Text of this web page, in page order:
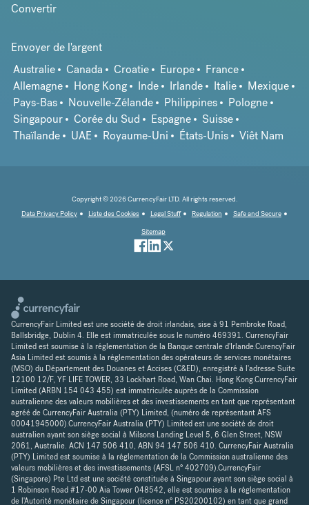
Convertir
Envoyer de l'argent
Australie
Canada Croatie Europe
France
Allemagne
Hong Kong Inde Irlande Italie
Mexique
Pays-Bas
Nouvelle-Zélande Philippines
Pologne
Singapour
Corée du Sud Espagne
Suisse
Thaïlande
UAE Royaume-Uni États-Unis Viêt Nam
Copyright © 2026 CurrencyFair LTD. All rights reserved.
Data Privacy Policy
Liste des Cookies Legal Stuff Regulation
Safe and Secure
Sitemap
CurrencyFair Limited est une société de droit irlandais, sise à 91 Pembroke Road,
Ballsbridge, Dublin 4. Elle est immatriculée sous le numéro 469391. CurrencyFair
Limited est soumise à la réglementation de la Banque centrale d'Irlande.CurencyFair
Asia Limited est soumis à la réglementation des opérateurs de services monétaires
(MSO) du Département des Douanes et Accises (C&ED), enregistré à l'adresse Suite
12100 12/F, YF LIFE TOWER, 33 Lockhart Road, Wan Chai. Hong Kong.CurrencyFair
Limited (ARBN 154 043 455) est immatriculée auprès de la Commission
australienne des valeurs mobilières et des investissements en tant que représentant
agréé de CurrencyFair Australia (PTY) Limited, (numéro de représentant AFS
00041945000).CurrencyFair Australia (PTY) Limited est une société de droit
australien ayant son siège social à Milsons Landing Level 5, 6 Glen Street, NSW
2061, Australie. ACN 147 506 410, ABN 94 147 506 410. CurrencyFair Australia
(PTY) Limited est soumise à la réglementation de la Commission australienne des
valeurs mobilières et des investissements (AFSL n° 402709).CurrencyFair
(Singapore) Pte Ltd est une société constituée à Singapour ayant son siège social à
1 Robinson Road #17-00 Aia Tower 048542, elle est soumise à la réglementation
de l'Autorité monétaire de Singapour (licence n° PS20200102) en tant que grand